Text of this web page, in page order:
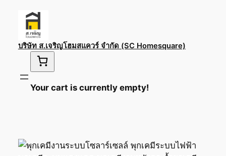
content
บริษัท ส.เจริญโฮมสแควร์ จำกัด (SC Homesquare)
Your cart is currently empty!